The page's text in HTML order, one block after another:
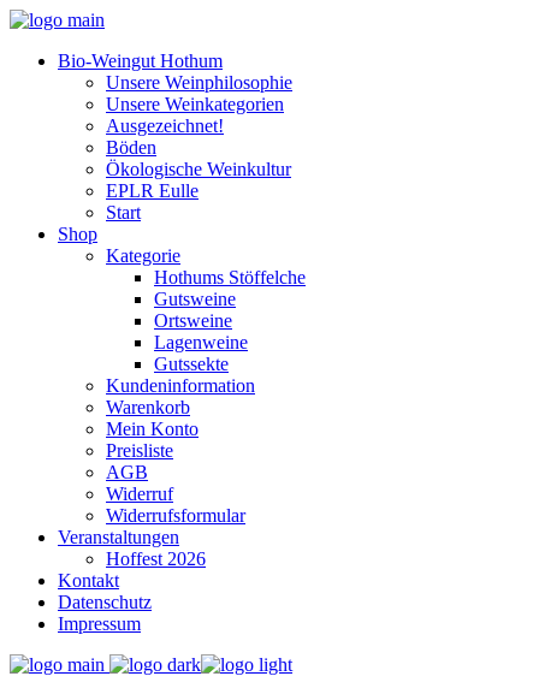
Bio-Weingut Hothum
Unsere Weinphilosophie
Unsere Weinkategorien
Ausgezeichnet!
Böden
Ökologische Weinkultur
EPLR Eulle
Start
Shop
Kategorie
Hothums Stöffelche
Gutsweine
Ortsweine
Lagenweine
Gutssekte
Kundeninformation
Warenkorb
Mein Konto
Preisliste
AGB
Widerruf
Widerrufsformular
Veranstaltungen
Hoffest 2026
Kontakt
Datenschutz
Impressum